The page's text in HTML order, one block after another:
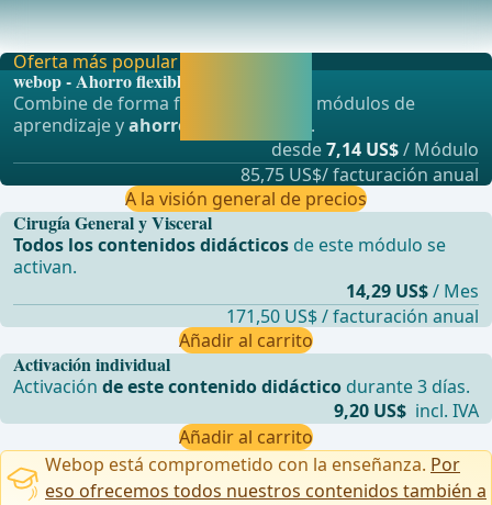
Un estudio clínico multicéntrico, aleatorizado y controlado
sobre la viabilidad y seguridad de la t
Activación individual
Activaciónde este contenido didáctico durante 3 días.
9,20 US$ incl. IVA
Añadir al carrito
Oferta más popular
webop - Ahorro flexible
Combine de forma flexible nuestros módulos de
aprendizaje yahorre hasta un 50% .
desde7,14 US$/ Módulo
85,75 US$/ facturación anual
A la visión general de precios
Cirugía General y Visceral
Todos los contenidos didácticos de este módulo se
activan.
14,29 US$/ Mes
171,50 US$ / facturación anual
Añadir al carrito
Webop está comprometido con la enseñanza. Por
eso ofrecemos todos nuestros contenidos también a